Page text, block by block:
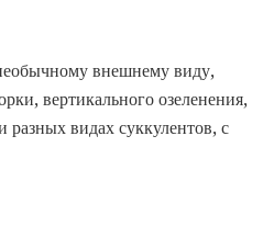
внешнему виду,
вертикального озеленения,
видах суккулентов, с